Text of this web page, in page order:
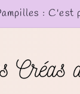
: C'est